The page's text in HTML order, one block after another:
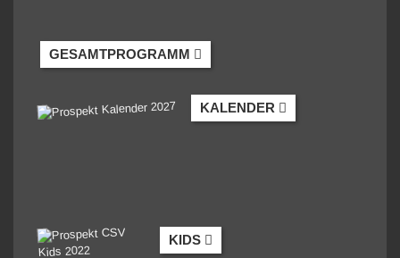
GESAMTPROGRAMM
KALENDER
KIDS